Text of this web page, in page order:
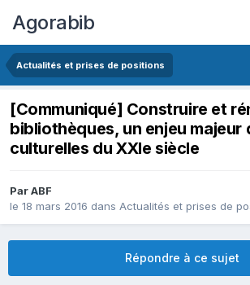
Agorabib
Actualités et prises de positions
[Communiqué] Construire et
bibliothèques, un enjeu majeur
culturelles du XXIe siècle
Par ABF
le 18 mars 2016 dans Actualités et prises de
Répondre à ce sujet